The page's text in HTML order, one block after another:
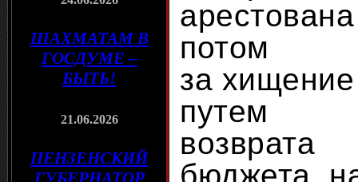
ШАХМАТАМ В
ГОСДУМЕ –
БЫТЬ!
21.06.2026
ПЕНЗЕНСКИЙ
ГУБЕРНАТОР
потом
за
путем